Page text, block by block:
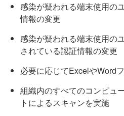
感染が疑われる端末使用の
情報の変更
感染が疑われる端末使用の
されている認証情報の変更
必要に応じてExcelやWord
組織内のすべてのコンピュ
トによるスキャンを実施